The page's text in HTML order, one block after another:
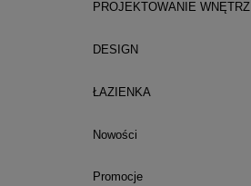
PROJEKTOWANIE WNĘTRZ
DESIGN
ŁAZIENKA
Nowości
Promocje